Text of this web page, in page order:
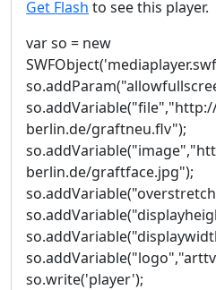
Get Flash to see this player.
var so = new
berlin.de/graftneu.flv");
berlin.de/graftface.jpg");
so.write('player');